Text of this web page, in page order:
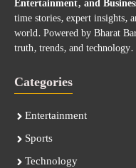
Entertainment, and
time stories, expert insights,
world. Powered by Bharat
truth, trends, and technology.
Categories
Entertainment
Sports
Technology